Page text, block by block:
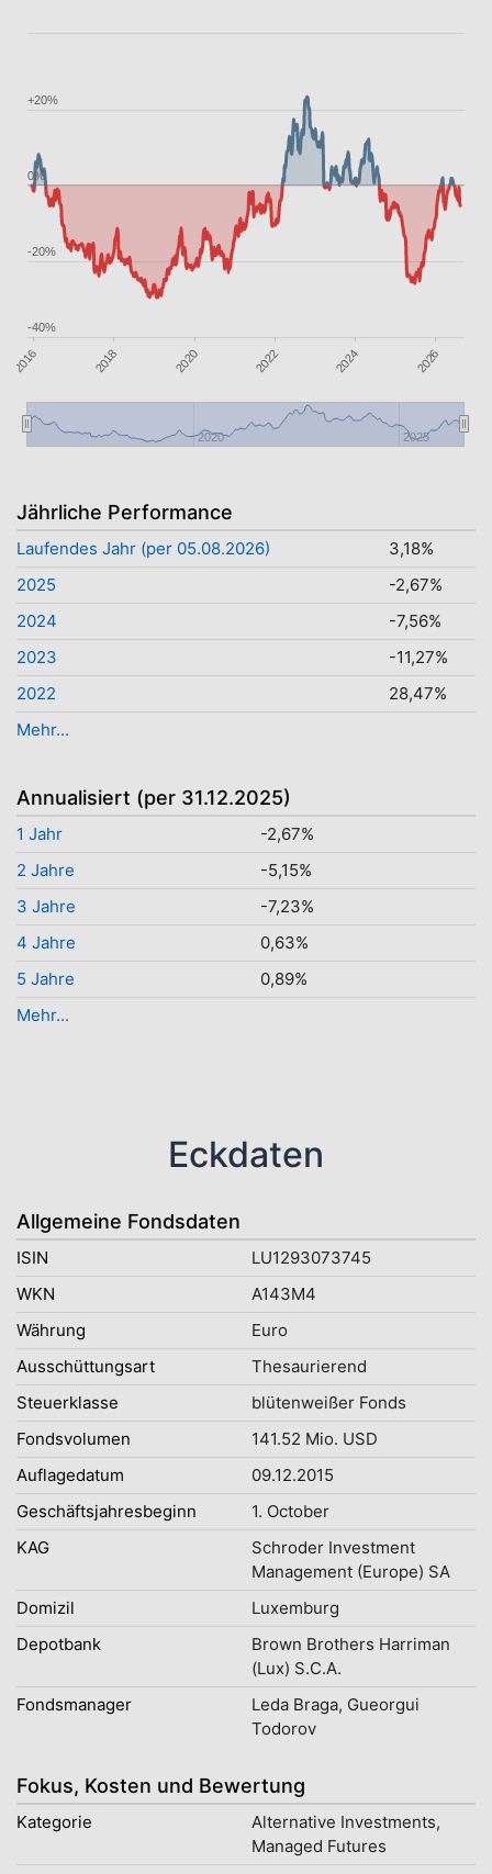
2016 2018 2020 2022 2024 2026
2020 2025
-40%
-20%
0%
+20%
Jährliche Performance
Laufendes Jahr (per 05.08.2026)
3,18%
2025
-2,67%
2024
-7,56%
2023
-11,27%
2022
28,47%
Mehr...
Annualisiert (per 31.12.2025)
1 Jahr
-2,67%
2 Jahre
-5,15%
3 Jahre
-7,23%
4 Jahre
0,63%
5 Jahre
0,89%
Mehr...
Eckdaten
Allgemeine Fondsdaten
ISIN
LU1293073745
WKN
A143M4
Währung
Euro
Ausschüttungsart
Thesaurierend
Steuerklasse
blütenweißer Fonds
Fondsvolumen
141.52 Mio. USD
Auflagedatum
09.12.2015
Geschäftsjahresbeginn
1. October
KAG
Schroder Investment
Management (Europe) SA
Domizil
Luxemburg
Depotbank
Brown Brothers Harriman
(Lux) S.C.A.
Fondsmanager
Leda Braga, Gueorgui
Todorov
Fokus, Kosten und Bewertung
Kategorie
Alternative Investments,
Managed Futures